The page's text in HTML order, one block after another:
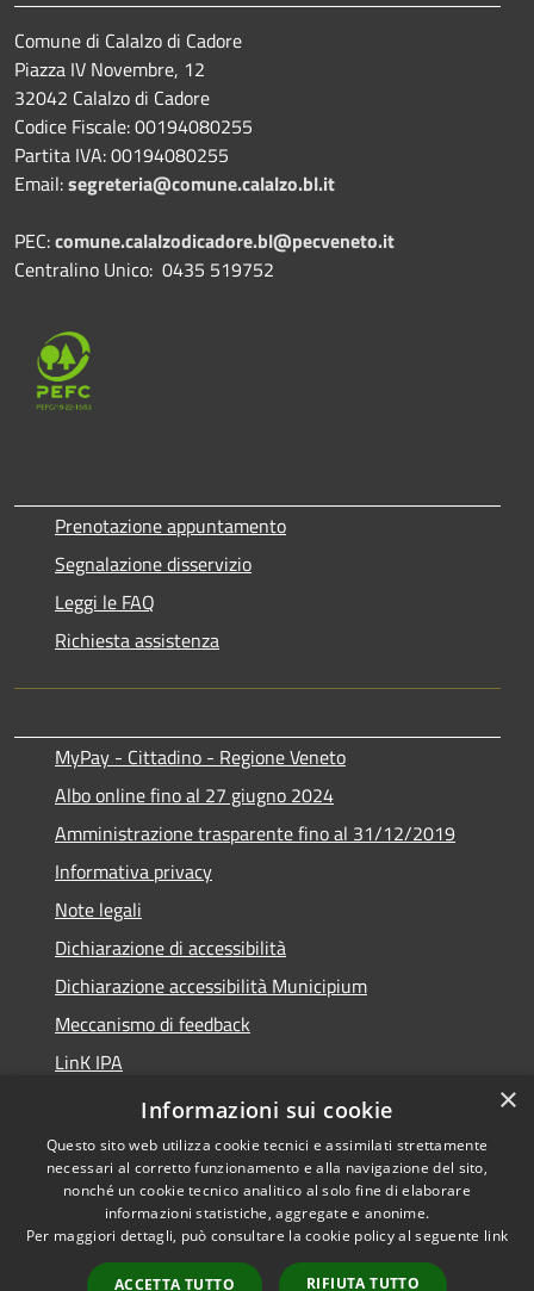
Comune di Calalzo di Cadore
Piazza IV Novembre, 12
32042 Calalzo di Cadore
Codice Fiscale: 00194080255
Partita IVA: 00194080255
Email:segreteria@comune.calalzo.bl.it
PEC:comune.calalzodicadore.bl@pecveneto.it
Centralino Unico: 0435 519752
Prenotazione appuntamento
Segnalazione disservizio
Leggi le FAQ
Richiesta assistenza
MyPay - Cittadino - Regione Veneto
Albo online fino al 27 giugno 2024
Amministrazione trasparente fino al 31/12/2019
Informativa privacy
Note legali
Dichiarazione di accessibilità
Dichiarazione accessibilità Municipium
Meccanismo di feedback
LinK IPA
Social media policy
Accessibilità
Copyright © 2026 • Comune di
Calalzo di Cadore • Powered by
Municipium• Accesso
×
Informazioni sui cookie
Questo sito web utilizza cookie tecnici e assimilati strettamente
necessari al corretto funzionamento e alla navigazione del sito,
nonché un cookie tecnico analitico al solo fine di elaborare
informazioni statistiche, aggregate e anonime.
Per maggiori dettagli, può consultare la cookie policy al seguente link
ACCETTA TUTTO RIFIUTA TUTTO